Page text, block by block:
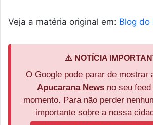
Veja a matéria original em: Blog do
⚠️ NOTÍCIA
O Google pode parar de mostrar
Apucarana News no seu
momento. Para não perder
importante sobre a nossa